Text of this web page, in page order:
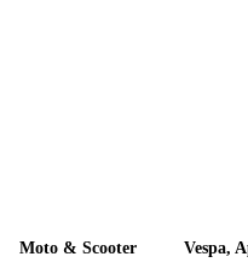
Moto & Scooter Vespa,